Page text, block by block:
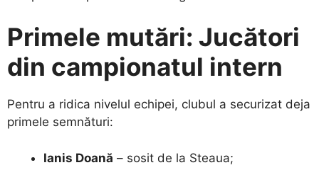
Primele mutări: Jucători
din campionatul intern
​Pentru a ridica nivelul echipei, clubul a securizat deja
primele semnături:
Ianis Doană – sosit de la Steaua;